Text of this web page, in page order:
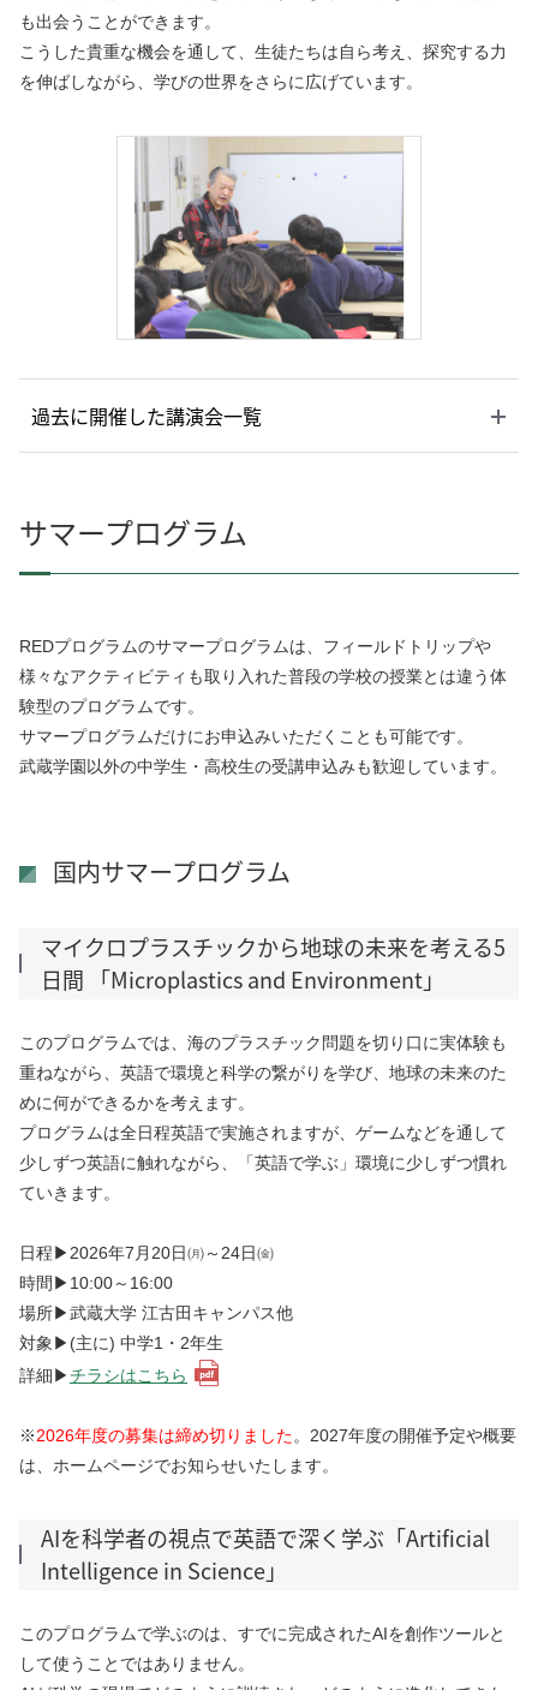
も出会うことができます。
こうした貴重な機会を通して、生徒たちは自ら考え、探究する力
を伸ばしながら、学びの世界をさらに広げています。
過去に開催した講演会一覧
サマープログラム
REDプログラムのサマープログラムは、フィールドトリップや
様々なアクティビティも取り入れた普段の学校の授業とは違う体
験型のプログラムです。
サマープログラムだけにお申込みいただくことも可能です。
武蔵学園以外の中学生・高校生の受講申込みも歓迎しています。
国内サマープログラム
マイクロプラスチックから地球の未来を考える5
日間 「Microplastics and Environment」
このプログラムでは、海のプラスチック問題を切り口に実体験も
重ねながら、英語で環境と科学の繋がりを学び、地球の未来のた
めに何ができるかを考えます。
プログラムは全日程英語で実施されますが、ゲームなどを通して
少しずつ英語に触れながら、「英語で学ぶ」環境に少しずつ慣れ
ていきます。
日程▶2026年7月20日㈪～24日㈮
時間▶10:00～16:00
場所▶武蔵大学 江古田キャンパス他
対象▶(主に) 中学1・2年生
詳細▶チラシはこちら
※2026年度の募集は締め切りました。2027年度の開催予定や概要
は、ホームページでお知らせいたします。
AIを科学者の視点で英語で深く学ぶ「Artificial
Intelligence in Science」
このプログラムで学ぶのは、すでに完成されたAIを創作ツールと
して使うことではありません。